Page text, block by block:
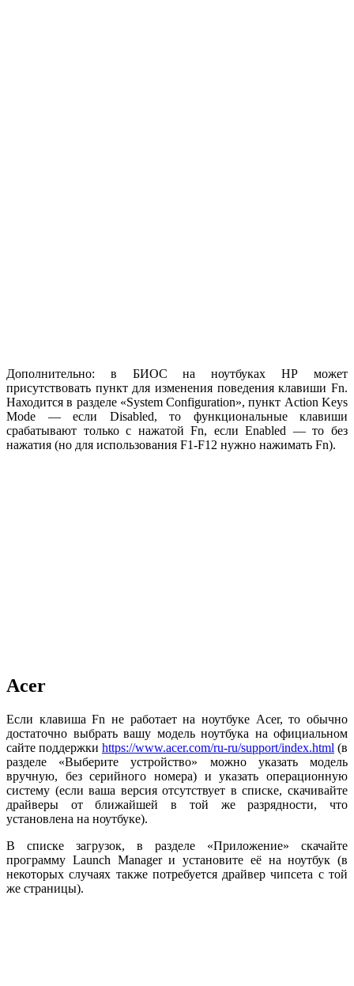
Дополнительно: в БИОС на ноутбуках HP может
присутствовать пункт для изменения поведения клавиши Fn.
Находится в разделе «System Configuration», пункт Action Keys
Mode — если Disabled, то функциональные клавиши
срабатывают только с нажатой Fn, если Enabled — то без
нажатия (но для использования F1-F12 нужно нажимать Fn).
Acer
Если клавиша Fn не работает на ноутбуке Acer, то обычно
достаточно выбрать вашу модель ноутбука на официальном
сайте поддержки https://www.acer.com/ru-ru/support/index.html (в
разделе «Выберите устройство» можно указать модель
вручную, без серийного номера) и указать операционную
систему (если ваша версия отсутствует в списке, скачивайте
драйверы от ближайшей в той же разрядности, что
установлена на ноутбуке).
В списке загрузок, в разделе «Приложение» скачайте
программу Launch Manager и установите её на ноутбук (в
некоторых случаях также потребуется драйвер чипсета с той
же страницы).